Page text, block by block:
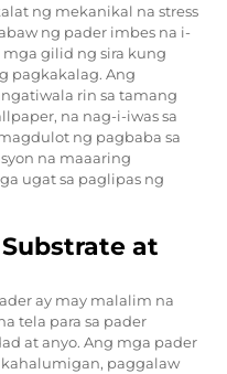
ng mekanikal na stress
ng pader imbes na i-
mga gilid ng sira kung
pagkakalag. Ang
rin sa tamang
na nag-i-iwas sa
ng pagbaba sa
na maaaring
ugat sa paglipas ng
at
ay may malalim na
tela para sa pader
at anyo. Ang mga pader
paggalaw